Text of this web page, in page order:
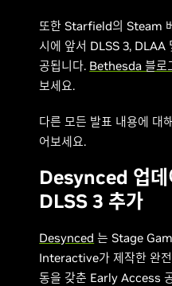
또한 Starfield의 Steam
시에 앞서 DLSS 3,
공됩니다. Bethesda 블로
보세요.
다른 모든 발표 내용에 대
어보세요.
Desynced 업데
DLSS 3 추가
Desynced 는 Stage
Interactive가 제작한 완
동을 갖춘 Early Access